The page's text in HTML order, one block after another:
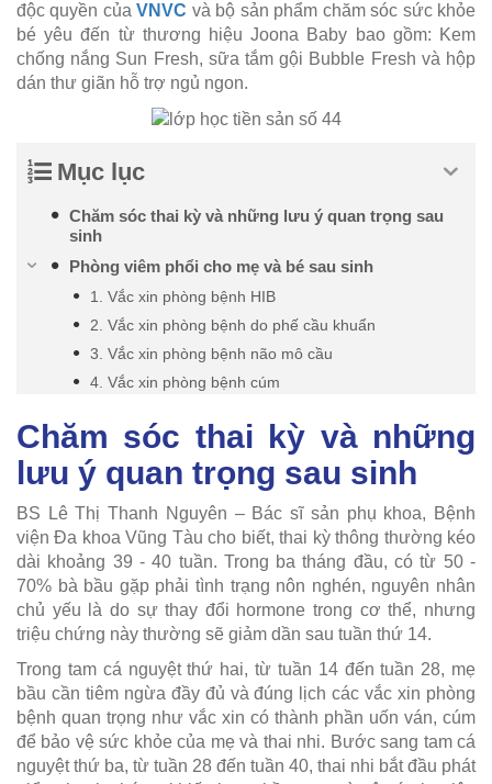
độc quyền củaVNVC và bộ sản phẩm chăm sóc sức khỏe
bé yêu đến từ thương hiệu Joona Baby bao gồm: Kem
chống nắng Sun Fresh, sữa tắm gội Bubble Fresh và hộp
dán thư giãn hỗ trợ ngủ ngon.
Mục lục
Chăm sóc thai kỳ và những lưu ý quan trọng sau
sinh
Phòng viêm phổi cho mẹ và bé sau sinh
1. Vắc xin phòng bệnh HIB
2. Vắc xin phòng bệnh do phế cầu khuẩn
3. Vắc xin phòng bệnh não mô cầu
4. Vắc xin phòng bệnh cúm
Chăm sóc thai kỳ và những
lưu ý quan trọng sau sinh
BS Lê Thị Thanh Nguyên – Bác sĩ sản phụ khoa, Bệnh
viện Đa khoa Vũng Tàu cho biết, thai kỳ thông thường kéo
dài khoảng 39 - 40 tuần. Trong ba tháng đầu, có từ 50 -
70% bà bầu gặp phải tình trạng nôn nghén, nguyên nhân
chủ yếu là do sự thay đổi hormone trong cơ thể, nhưng
triệu chứng này thường sẽ giảm dần sau tuần thứ 14.
Trong tam cá nguyệt thứ hai, từ tuần 14 đến tuần 28, mẹ
bầu cần tiêm ngừa đầy đủ và đúng lịch các vắc xin phòng
bệnh quan trọng như vắc xin có thành phần uốn ván, cúm
để bảo vệ sức khỏe của mẹ và thai nhi. Bước sang tam cá
nguyệt thứ ba, từ tuần 28 đến tuần 40, thai nhi bắt đầu phát